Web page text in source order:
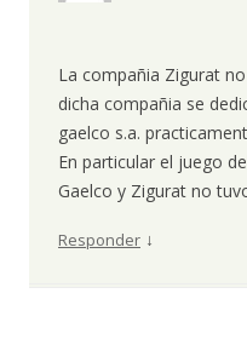
La compañia Zigurat
dicha compañia se
gaelco s.a.
En particular el juego
Gaelco y Zigurat no
Responder ↓